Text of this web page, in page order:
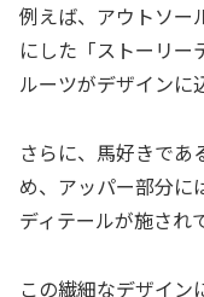
例えば、アウトソー
にした「ストーリー
ルーツがデザインに
さらに、馬好きであ
め、アッパー部分に
ディテールが施され
この繊細なデザイン